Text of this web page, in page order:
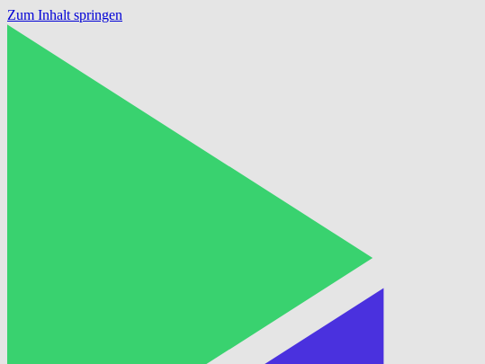
Zum Inhalt springen